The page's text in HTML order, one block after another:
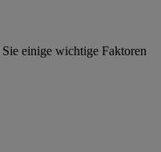
einige wichtige Faktoren